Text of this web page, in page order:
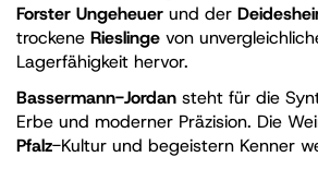
Forster Ungeheuer und der
trockene Rieslinge von
Lagerfähigkeit hervor.
Bassermann-Jordan steht für die
Erbe und moderner Präzision. Die
Pfalz-Kultur und begeistern Kenner